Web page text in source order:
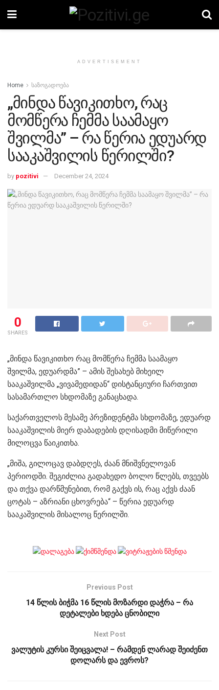
ADVERTISEMENT
Home საზოგადოება
„მინდა წავიკითხო, რაც
მომწერა ჩემმა საამაყო
შვილმა” – რა წერია ედუარდ
სააკაშვილის წერილში?
by pozitivi December 24, 2024
0
SHARES
„მინდა წავიკითხო რაც მომწერა ჩემმა საამაყო
შვილმა, ედუარდმა” – ამის შესახებ მიხეილ
სააკაშვილმა „ვივამედიდან“ დისტანციური ჩართვით
სასამართლო სხდომაზე განაცხადა.
საქართველოს მესამე პრეზიდენტმა სხდომაზე, ედუარდ
სააკაშვილის მიერ დაბადების დღისადმი მიწერილი
მილოცვა წაიკითხა.
„მიშა, გილოცავ დაბდღეს, ძაან მნიშვნელოვან
პერიოდში. შეგიძლია გადახედო ბოლო წლებს, თვეებს
და თქვა დარწმუნებით, რომ გაქვს ის, რაც აქვს ძაან
ცოტას – აზრიანი ცხოვრება“ – წერია ედუარდ
სააკაშვილის მისალოც წერილში.
Previous Post
14 წლის ბიჭმა 16 წლის მოზარდი დაჭრა – რა
დეტალები ხდება ცნობილი
Next Post
ვალუტის კურსი შეიცვალა! – რამდენ ლარად შეიძენთ
დოლარს და ევროს?